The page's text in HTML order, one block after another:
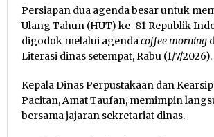
Persiapan dua agenda besar untuk
Ulang Tahun (HUT) ke-81 Republik
digodok melalui agenda coffee morning
Literasi dinas setempat, Rabu (1/7/2026).
Kepala Dinas Perpustakaan dan
Pacitan, Amat Taufan, memimpin
bersama jajaran sekretariat dinas.